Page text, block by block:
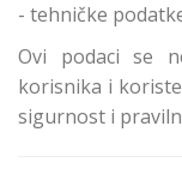
- tehničke
Ovi podaci se
korisnika i
sigurnost i